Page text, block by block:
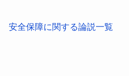
安全保障に関する論説一覧